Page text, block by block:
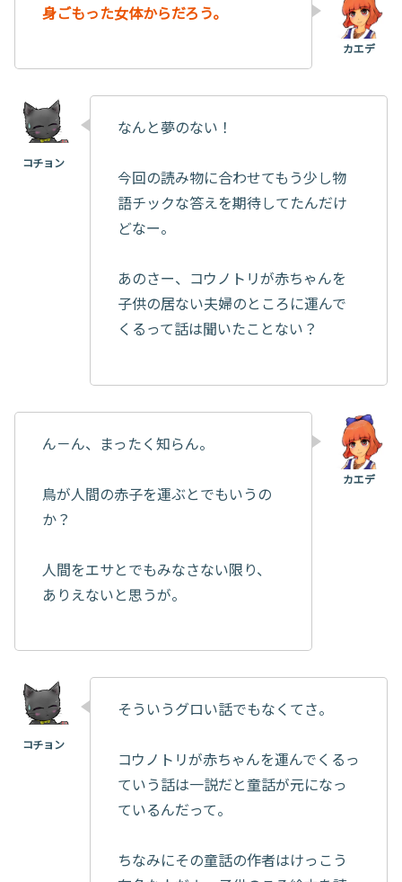
身ごもった女体からだろう。
なんと夢のない！
今回の読み物に合わせてもう少し物
語チックな答えを期待してたんだけ
どなー。
あのさー、コウノトリが赤ちゃんを
子供の居ない夫婦のところに運んで
くるって話は聞いたことない？
ん－ん、まったく知らん。
鳥が人間の赤子を運ぶとでもいうの
か？
人間をエサとでもみなさない限り、
ありえないと思うが。
そういうグロい話でもなくてさ。
コウノトリが赤ちゃんを運んでくるっ
ていう話は一説だと童話が元になっ
ているんだって。
ちなみにその童話の作者はけっこう